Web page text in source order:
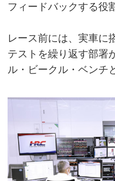
フィードバックする役
レース前には、実車に
テストを繰り返す部署
ル・ビークル・ベンチ